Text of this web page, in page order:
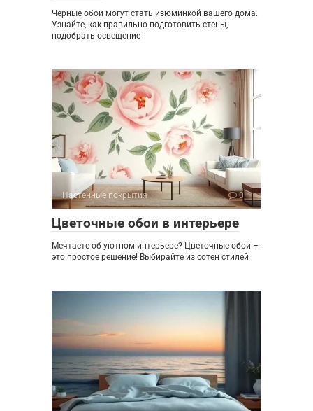
Черные обои могут стать изюминкой вашего дома.
Узнайте, как правильно подготовить стены,
подобрать освещение
Настенные покрытия 0
Цветочные обои в интерьере
Мечтаете об уютном интерьере? Цветочные обои –
это простое решение! Выбирайте из сотен стилей